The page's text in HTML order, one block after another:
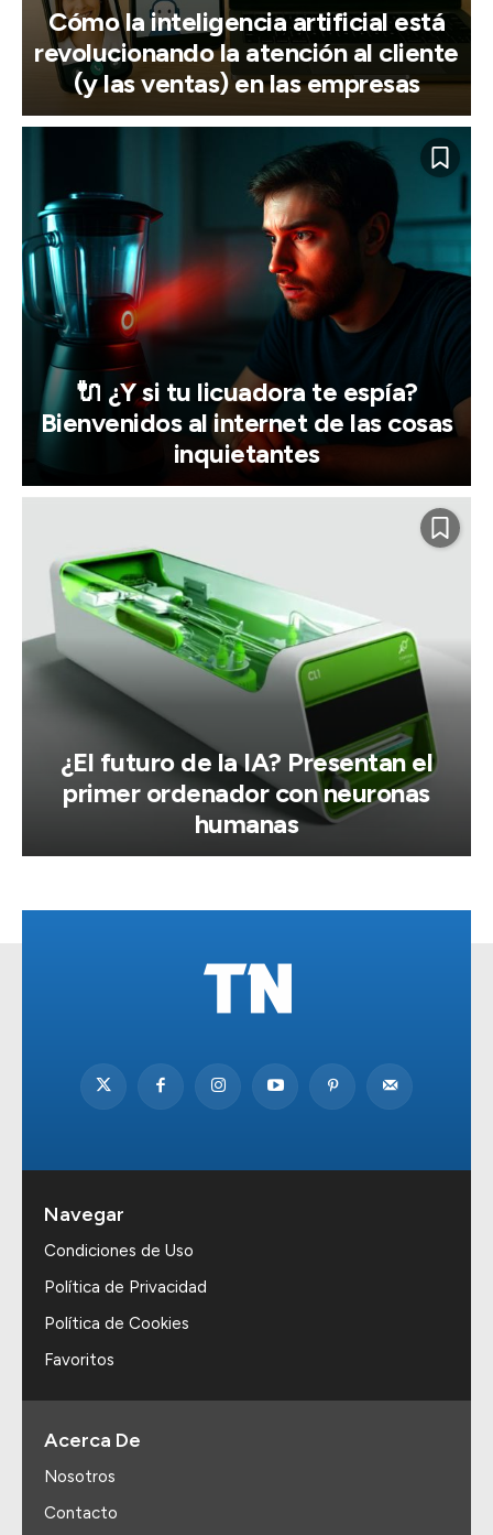
Cómo la inteligencia artificial está
revolucionando la atención al cliente
(y las ventas) en las empresas
🔌 ¿Y si tu licuadora te espía?
Bienvenidos al internet de las cosas
inquietantes
¿El futuro de la IA? Presentan el
primer ordenador con neuronas
humanas
Navegar
Condiciones de Uso
Política de Privacidad
Política de Cookies
Favoritos
Acerca De
Nosotros
Contacto